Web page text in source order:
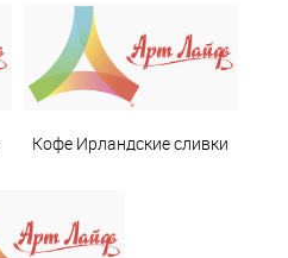
Кофе Ирландские сливки